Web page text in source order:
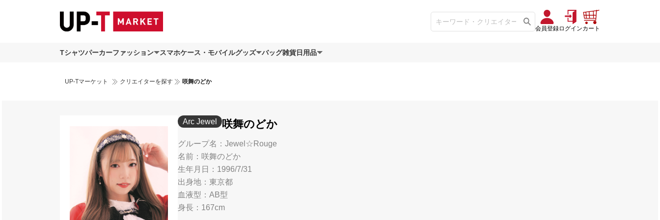
会員登録ログインカート
Tシャツパーカーファッション スマホケース・モバイルグッズ バッグ雑貨日用品
UP-Tマーケット クリエイターを探す 咲舞のどか
Arc Jewel 咲舞のどか
グループ名：Jewel☆Rouge
名前：咲舞のどか
生年月日：1996/7/31
出身地：東京都
血液型：AB型
身長：167cm